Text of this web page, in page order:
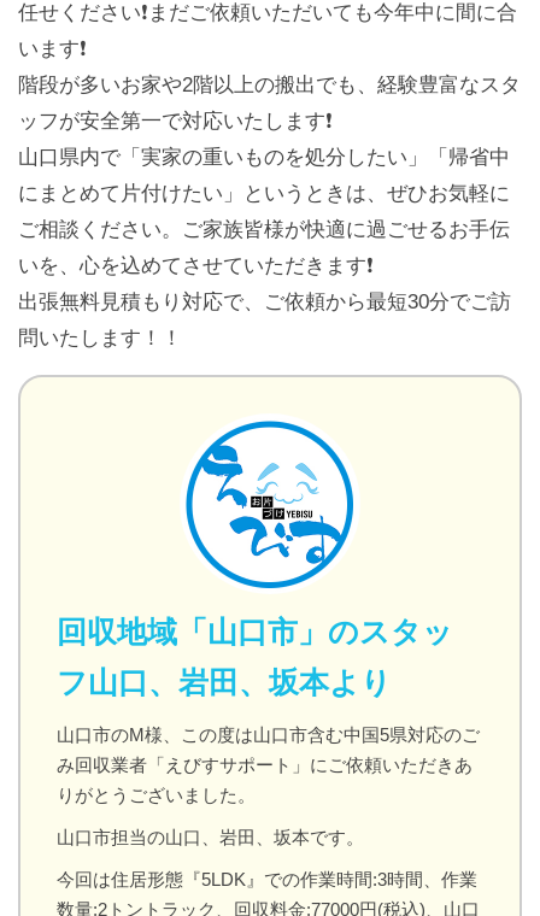
任せください❗️まだご依頼いただいても今年中に間に合
います❗️
階段が多いお家や2階以上の搬出でも、経験豊富なスタ
ッフが安全第一で対応いたします❗️
山口県内で「実家の重いものを処分したい」「帰省中
にまとめて片付けたい」というときは、ぜひお気軽に
ご相談ください。ご家族皆様が快適に過ごせるお手伝
いを、心を込めてさせていただきます❗️
出張無料見積もり対応で、ご依頼から最短30分でご訪
問いたします！！
回収地域「山口市」のスタッ
フ山口、岩田、坂本より
山口市のM様、この度は山口市含む中国5県対応のご
み回収業者「えびすサポート」にご依頼いただきあ
りがとうございました。
山口市担当の山口、岩田、坂本です。
今回は住居形態『5LDK』での作業時間:3時間、作業
数量:2トントラック、回収料金:77000円(税込)、山口